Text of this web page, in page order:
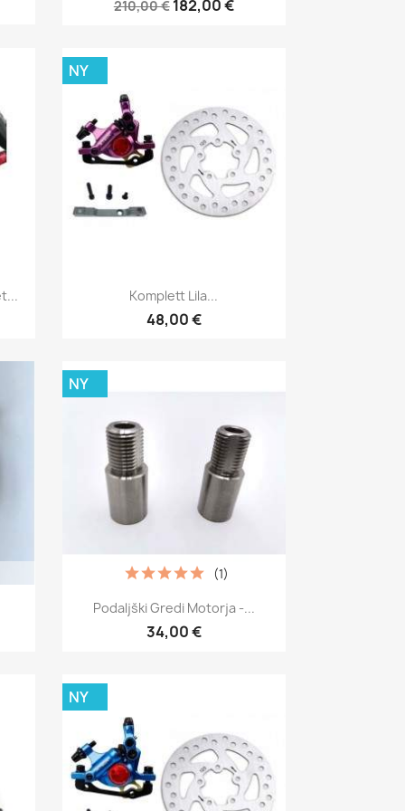
210,00 € 182,00 €
Snabbvy
Komplett Lila...
48,00 €
NY
Snabbvy
Podaljški Gredi Motorja -...
34,00 €
(1)
NY
NY